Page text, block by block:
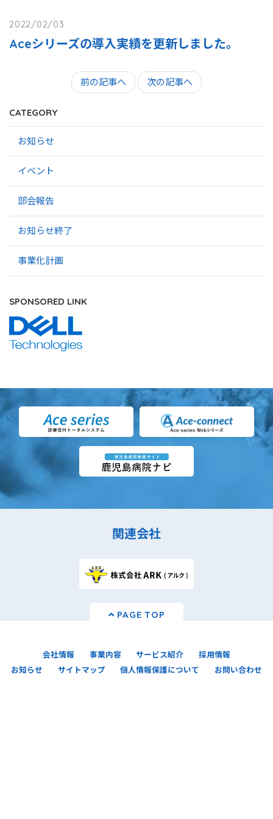
2022/02/03
Aceシリーズの導入実績を更新しました。
前の記事へ 次の記事へ
CATEGORY
お知らせ
イベント
部会報告
お知らせ終了
事業化計画
SPONSORED LINK
関連会社
会社情報 事業内容 サービス紹介
採用情報
お知らせ
サイトマップ 個人情報保護について お問い合わせ
PAGE TOP